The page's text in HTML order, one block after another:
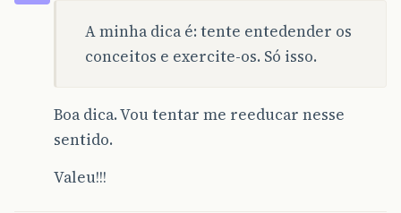
A minha dica é: tente entedender os
conceitos e exercite-os. Só isso.
Boa dica. Vou tentar me reeducar nesse
sentido.
Valeu!!!